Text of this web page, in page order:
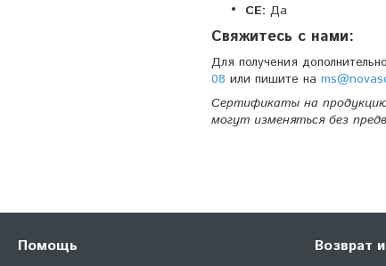
CE: Да
Свяжитесь с нами:
Для получения
08 или пишите на
Сертификаты на
могут изменяться без
Помощь Возврат